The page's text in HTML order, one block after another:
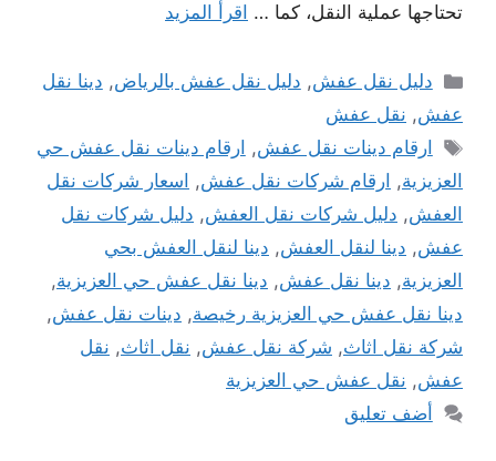
تحتاجها عملية النقل، كما … اقرأ المزيد
التصنيفات
دليل نقل عفش, دليل نقل عفش بالرياض, دينا نقل
عفش, نقل عفش
الوسوم
ارقام دينات نقل عفش, ارقام دينات نقل عفش حي
العزيزية, ارقام شركات نقل عفش, اسعار شركات نقل
العفش, دليل شركات نقل العفش, دليل شركات نقل
عفش, دينا لنقل العفش, دينا لنقل العفش بحي
العزيزية, دينا نقل عفش, دينا نقل عفش حي العزيزية,
دينا نقل عفش حي العزيزية رخيصة, دينات نقل عفش,
شركة نقل اثاث, شركة نقل عفش, نقل اثاث, نقل
عفش, نقل عفش حي العزيزية
أضف تعليق